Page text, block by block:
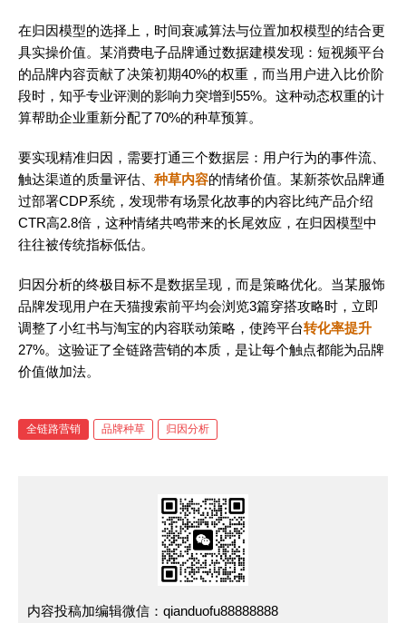
在归因模型的选择上，时间衰减算法与位置加权模型的结合更
具实操价值。某消费电子品牌通过数据建模发现：短视频平台
的品牌内容贡献了决策初期40%的权重，而当用户进入比价阶
段时，知乎专业评测的影响力突增到55%。这种动态权重的计
算帮助企业重新分配了70%的种草预算。
要实现精准归因，需要打通三个数据层：用户行为的事件流、
触达渠道的质量评估、 种草内容的情绪价值。某新茶饮品牌通
过部署CDP系统，发现带有场景化故事的内容比纯产品介绍
CTR高2.8倍，这种情绪共鸣带来的长尾效应，在归因模型中
往往被传统指标低估。
归因分析的终极目标不是数据呈现，而是策略优化。当某服饰
品牌发现用户在天猫搜索前平均会浏览3篇穿搭攻略时，立即
调整了小红书与淘宝的内容联动策略，使跨平台转化率提升
27%。这验证了全链路营销的本质，是让每个触点都能为品牌
价值做加法。
全链路营销 品牌种草 归因分析
内容投稿加编辑微信：qianduofu88888888